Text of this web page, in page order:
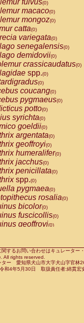
(0)
caraya(0)
fusca(0)
seniculus
spp.(0)
belzebuth(0)
geoffroyi(0)
paniscus(0)
spp.(0)
lagothricha
lagothricha cana
calvus
cupreus
donacophilus
moloch
torquatus
spp.(0)
satanas(0)
monachus
pithecia(0)
Cercocebus agilis
Cercocebus
Cercocebus
Cercocebus
Cercocebus
Cercocebushybrid
Papio anubis(0)
Papio cynocephalus
Papio hamadryas(0)
fulvus(0)
macaco(0)
mongoz(0)
catta(0)
variegata(0)
senegalensis(0)
demidovii(0)
crassicaudatus(0)
spp.(0)
(0)
coucang(0)
pygmaeus(0)
potto(0)
syrichta(0)
goeldii(0)
argentata(0)
geoffroyi(0)
humeralifer(0)
jacchus(0)
penicillata(0)
spp.(0)
pygmaea(0)
rosalia(0)
bicolor(0)
fuscicollis(0)
geoffroyi(0)
leucopus(0)
midas(0)
mystax(0)
するお問い合わせはキュレータ
rights reserved.
ター 愛知県犬山市大字犬山字官
和4年5月30日 取扱責任者:綿貫宏